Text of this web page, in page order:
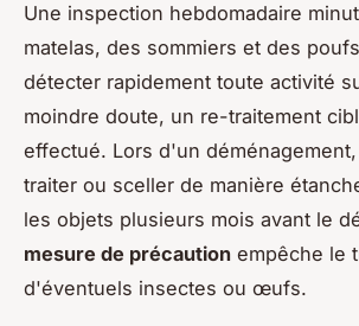
Une inspection hebdomadaire
matelas, des sommiers et des
détecter rapidement toute activité
moindre doute, un re-traitement
effectué. Lors d'un
traiter ou sceller de manière
les objets plusieurs mois avant le
mesure de précaution empêche le
d'éventuels insectes ou œufs.